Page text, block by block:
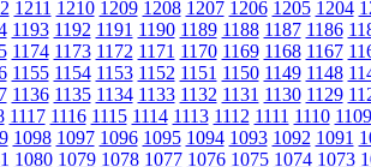
1211 1210 1209 1208 1207 1206 1205 1204
1193 1192 1191 1190 1189 1188 1187 1186
1174 1173 1172 1171 1170 1169 1168 1167
1155 1154 1153 1152 1151 1150 1149 1148
1136 1135 1134 1133 1132 1131 1130 1129
1117 1116 1115 1114 1113 1112 1111 1110 1109
1098 1097 1096 1095 1094 1093 1092 1091
1080 1079 1078 1077 1076 1075 1074 1073